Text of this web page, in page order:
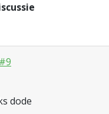
#9
dode